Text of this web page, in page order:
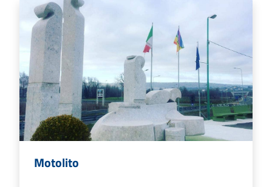
Motolito